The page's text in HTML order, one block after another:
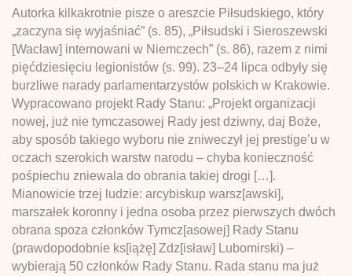
Autorka kilkakrotnie pisze o areszcie Piłsudskiego, który
„zaczyna się wyjaśniać” (s. 85), „Piłsudski i Sieroszewski
[Wacław] internowani w Niemczech” (s. 86), razem z nimi
pięćdziesięciu legionistów (s. 99). 23–24 lipca odbyły się
burzliwe narady parlamentarzystów polskich w Krakowie.
Wypracowano projekt Rady Stanu: „Projekt organizacji
nowej, już nie tymczasowej Rady jest dziwny, daj Boże,
aby sposób takiego wyboru nie zniweczył jej prestige’u w
oczach szerokich warstw narodu – chyba konieczność
pośpiechu zniewala do obrania takiej drogi […].
Mianowicie trzej ludzie: arcybiskup warsz[awski],
marszałek koronny i jedna osoba przez pierwszych dwóch
obrana spoza członków Tymcz[asowej] Rady Stanu
(prawdopodobnie ks[iążę] Zdz[isław] Lubomirski) –
wybierają 50 członków Rady Stanu. Rada stanu ma już